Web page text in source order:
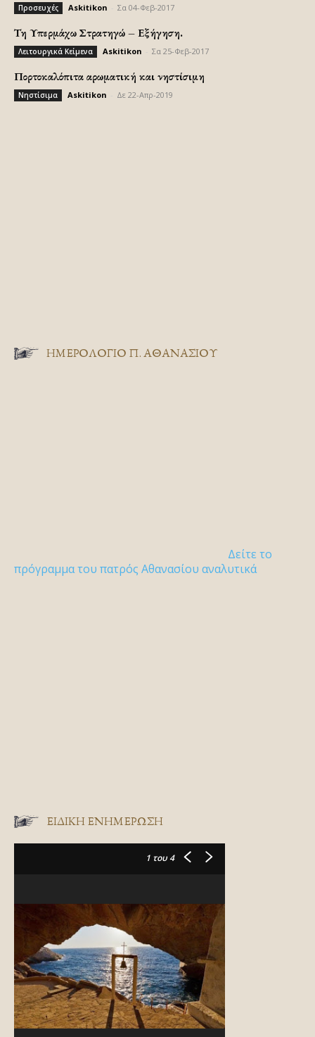
Προσευχές Askitikon Σα 04-Φεβ-2017
Τη Υπερμάχω Στρατηγώ – Εξήγηση.
Λειτουργικά Κείμενα Askitikon Σα 25-Φεβ-2017
Πορτοκαλόπιτα αρωματική και νηστίσιμη
Νηστίσιμα Askitikon Δε 22-Απρ-2019
ΗΜΕΡΟΛΟΓΙΟ Π. ΑΘΑΝΑΣΙΟΥ
Δείτε το
πρόγραμμα του πατρός Αθανασίου αναλυτικά
ΕΙΔΙΚΉ ΕΝΗΜΈΡΩΣΗ
1 του 4